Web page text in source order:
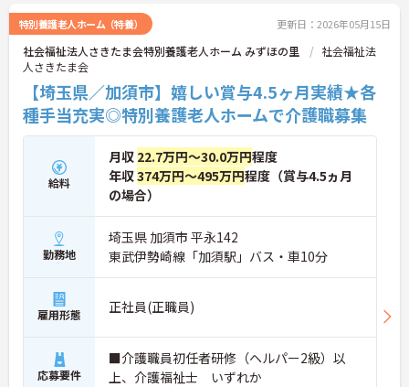
特別養護老人ホーム（特養） 更新日：2026年05月15日
社会福祉法人さきたま会特別養護老人ホーム みずほの里
社会福祉法
人さきたま会
【埼玉県／加須市】嬉しい賞与4.5ヶ月実績★各
種手当充実◎特別養護老人ホームで介護職募集
給料
月収 22.7万円～30.0万円程度
年収374万円～495万円程度（賞与4.5ヵ月
の場合）
勤務地
埼玉県 加須市 平永142
東武伊勢崎線「加須駅」バス・車10分
雇用形態 正社員(正職員)
応募要件
■介護職員初任者研修（ヘルパー2級）以
上、介護福祉士 いずれか